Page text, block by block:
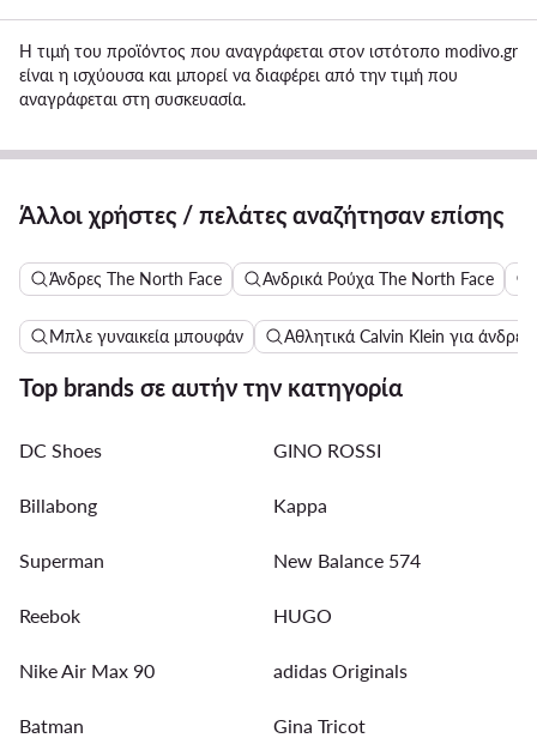
Η τιμή του προϊόντος που αναγράφεται στον ιστότοπο modivo.gr
είναι η ισχύουσα και μπορεί να διαφέρει από την τιμή που
αναγράφεται στη συσκευασία.
Άλλοι χρήστες / πελάτες αναζήτησαν επίσης
Άνδρες The North Face Ανδρικά Ρούχα The North Face
Μπλε γυναικεία μπουφάν Αθλητικά Calvin Klein για άνδρες
Top brands σε αυτήν την κατηγορία
DC Shoes GINO ROSSI
Billabong Kappa
Superman New Balance 574
Reebok HUGO
Nike Air Max 90 adidas Originals
Batman Gina Tricot